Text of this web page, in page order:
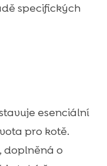
specifických
esenciální
pro kotě.
doplněná o